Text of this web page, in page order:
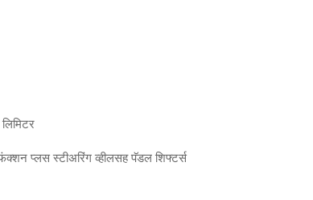
प्‍लस स्‍टीअरिंग व्‍हीलसह पॅडल शिफ्टर्स